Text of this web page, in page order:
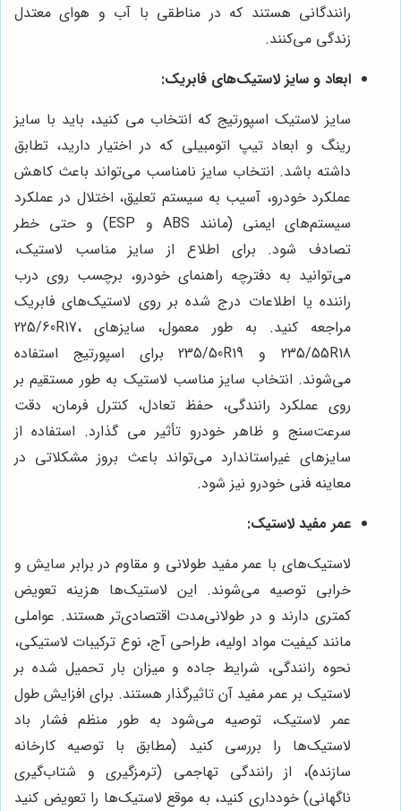
رانندگانی هستند که در مناطقی با آب و هوای معتدل
زندگی می‌کنند.
ابعاد و سایز لاستیک‌های فابریک:
سایز لاستیک اسپورتیج که انتخاب می کنید، باید با سایز
رینگ و ابعاد تیپ اتومبیلی که در اختیار دارید، تطابق
داشته باشد. انتخاب سایز نامناسب می‌تواند باعث کاهش
عملکرد خودرو، آسیب به سیستم تعلیق، اختلال در عملکرد
سیستم‌های ایمنی (مانند ABS و ESP) و حتی خطر
تصادف شود. برای اطلاع از سایز مناسب لاستیک،
می‌توانید به دفترچه راهنمای خودرو، برچسب روی درب
راننده یا اطلاعات درج شده بر روی لاستیک‌های فابریک
مراجعه کنید. به طور معمول، سایزهای 225/60R17،
235/55R18 و 235/50R19 برای اسپورتیج استفاده
می‌شوند. انتخاب سایز مناسب لاستیک به طور مستقیم بر
روی عملکرد رانندگی، حفظ تعادل، کنترل فرمان، دقت
سرعت‌سنج و ظاهر خودرو تأثیر می گذارد. استفاده از
سایزهای غیراستاندارد می‌تواند باعث بروز مشکلاتی در
معاینه فنی خودرو نیز شود.
عمر مفید لاستیک:
لاستیک‌های با عمر مفید طولانی و مقاوم در برابر سایش و
خرابی توصیه می‌شوند. این لاستیک‌ها هزینه تعویض
کمتری دارند و در طولانی‌مدت اقتصادی‌تر هستند. عواملی
مانند کیفیت مواد اولیه، طراحی آج، نوع ترکیبات لاستیکی،
نحوه رانندگی، شرایط جاده و میزان بار تحمیل شده بر
لاستیک بر عمر مفید آن تاثیرگذار هستند. برای افزایش طول
عمر لاستیک، توصیه می‌شود به طور منظم فشار باد
لاستیک‌ها را بررسی کنید (مطابق با توصیه کارخانه
سازنده)، از رانندگی تهاجمی (ترمزگیری و شتاب‌گیری
ناگهانی) خودداری کنید، به موقع لاستیک‌ها را تعویض کنید